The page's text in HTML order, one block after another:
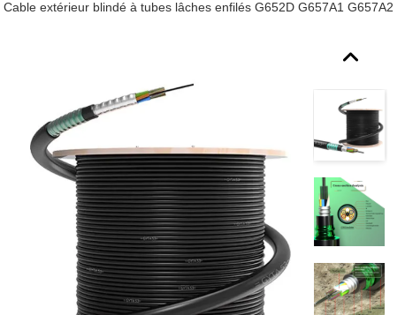
Cable extérieur blindé à tubes lâches enfilés G652D G657A1 G657A2